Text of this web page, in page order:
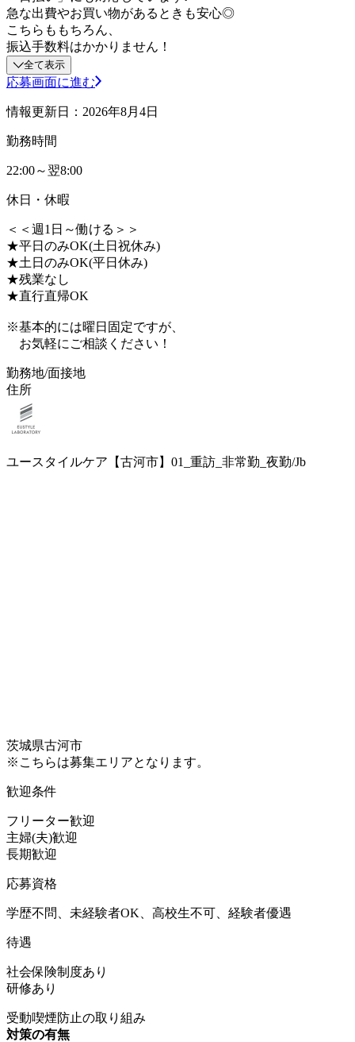
急な出費やお買い物があるときも安心◎
こちらももちろん、
振込手数料はかかりません！
全て表示
応募画面に進む
情報更新日：2026年8月4日
勤務時間
22:00～翌8:00
休日・休暇
＜＜週1日～働ける＞＞
★平日のみOK(土日祝休み)
★土日のみOK(平日休み)
★残業なし
★直行直帰OK
※基本的には曜日固定ですが、
お気軽にご相談ください！
勤務地/面接地
住所
ユースタイルケア【古河市】01_重訪_非常勤_夜勤/Jb
茨城県古河市
※こちらは募集エリアとなります。
歓迎条件
フリーター歓迎
主婦(夫)歓迎
長期歓迎
応募資格
学歴不問、未経験者OK、高校生不可、経験者優遇
待遇
社会保険制度あり
研修あり
受動喫煙防止の取り組み
対策の有無